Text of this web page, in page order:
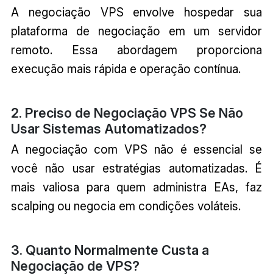
A negociação VPS envolve hospedar sua
plataforma de negociação em um servidor
remoto. Essa abordagem proporciona
execução mais rápida e operação contínua.
2. Preciso de Negociação VPS Se Não
Usar Sistemas Automatizados?
A negociação com VPS não é essencial se
você não usar estratégias automatizadas. É
mais valiosa para quem administra EAs, faz
scalping ou negocia em condições voláteis.
3. Quanto Normalmente Custa a
Negociação de VPS?